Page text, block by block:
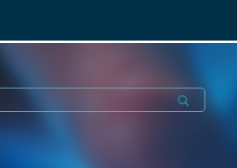
Submit